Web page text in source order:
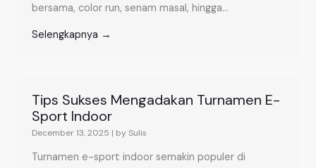
bersama, color run, senam masal, hingga...
Selengkapnya →
Tips Sukses Mengadakan Turnamen E-
Sport Indoor
December 13, 2025 | by Sulis
Turnamen e-sport indoor semakin populer di